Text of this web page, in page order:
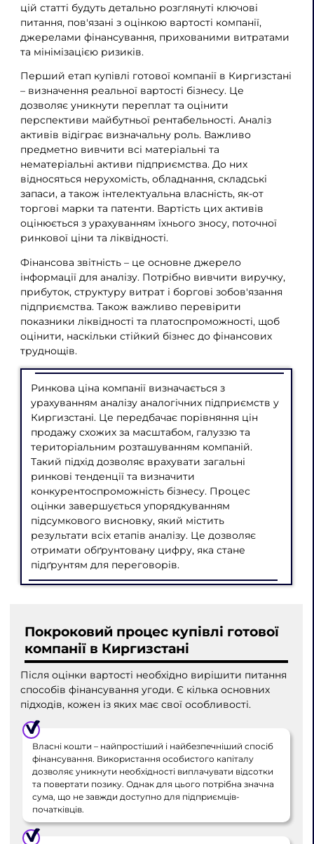
цій статті будуть детально розглянуті ключові
питання, пов'язані з оцінкою вартості компанії,
джерелами фінансування, прихованими витратами
та мінімізацією ризиків.
Перший етап купівлі готової компанії в Киргизстані
– визначення реальної вартості бізнесу. Це
дозволяє уникнути переплат та оцінити
перспективи майбутньої рентабельності. Аналіз
активів відіграє визначальну роль. Важливо
предметно вивчити всі матеріальні та
нематеріальні активи підприємства. До них
відносяться нерухомість, обладнання, складські
запаси, а також інтелектуальна власність, як-от
торгові марки та патенти. Вартість цих активів
оцінюється з урахуванням їхнього зносу, поточної
ринкової ціни та ліквідності.
Фінансова звітність – це основне джерело
інформації для аналізу. Потрібно вивчити виручку,
прибуток, структуру витрат і боргові зобов'язання
підприємства. Також важливо перевірити
показники ліквідності та платоспроможності, щоб
оцінити, наскільки стійкий бізнес до фінансових
труднощів.
Ринкова ціна компанії визначається з
урахуванням аналізу аналогічних підприємств у
Киргизстані. Це передбачає порівняння цін
продажу схожих за масштабом, галуззю та
територіальним розташуванням компаній.
Такий підхід дозволяє врахувати загальні
ринкові тенденції та визначити
конкурентоспроможність бізнесу. Процес
оцінки завершується упорядкуванням
підсумкового висновку, який містить
результати всіх етапів аналізу. Це дозволяє
отримати обґрунтовану цифру, яка стане
підґрунтям для переговорів.
Покроковий процес купівлі готової
компанії в Киргизстані
Після оцінки вартості необхідно вирішити питання
способів фінансування угоди. Є кілька основних
підходів, кожен із яких має свої особливості.
Власні кошти – найпростіший і найбезпечніший спосіб
фінансування. Використання особистого капіталу
дозволяє уникнути необхідності виплачувати відсотки
та повертати позику. Однак для цього потрібна значна
сума, що не завжди доступно для підприємців-
початківців.